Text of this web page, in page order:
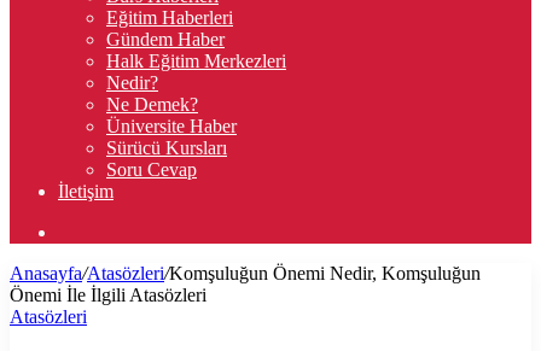
Eğitim Haberleri
Gündem Haber
Halk Eğitim Merkezleri
Nedir?
Ne Demek?
Üniversite Haber
Sürücü Kursları
Soru Cevap
İletişim
...
Anasayfa/Atasözleri/Komşuluğun Önemi Nedir, Komşuluğun
Önemi İle İlgili Atasözleri
Atasözleri